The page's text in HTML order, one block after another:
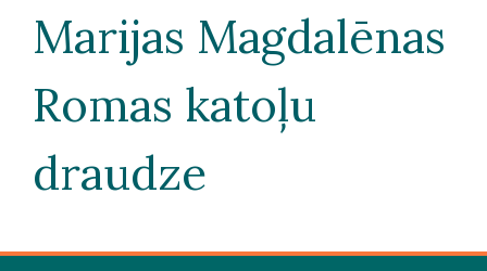
Marijas Magdalēnas
Romas katoļu
draudze